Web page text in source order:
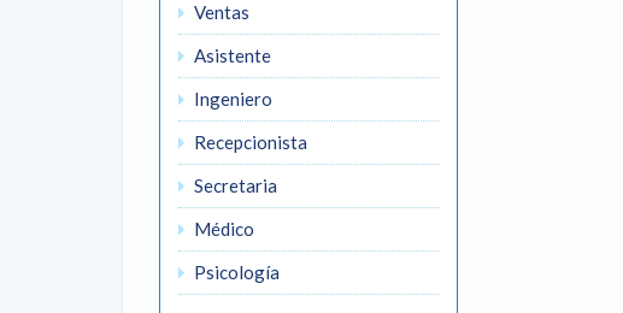
Ventas
Asistente
Ingeniero
Recepcionista
Secretaria
Médico
Psicología